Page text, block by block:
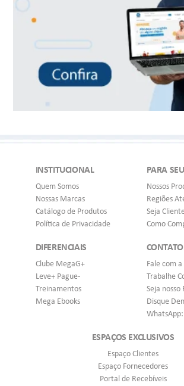
INSTITUCIONAL
Quem Somos
Nossas Marcas
Catálogo de Produtos
Política de Privacidade
PARA
Nossos
Regiões
Seja
Como
DIFERENCIAIS
Clube MegaG+
Leve+ Pague-
Treinamentos
Mega Ebooks
CONTATO
Fale com
Trabalhe
Seja
Disque
ESPAÇOS EXCLUSIVOS
Espaço Clientes
Espaço Fornecedores
Portal de Recebíveis